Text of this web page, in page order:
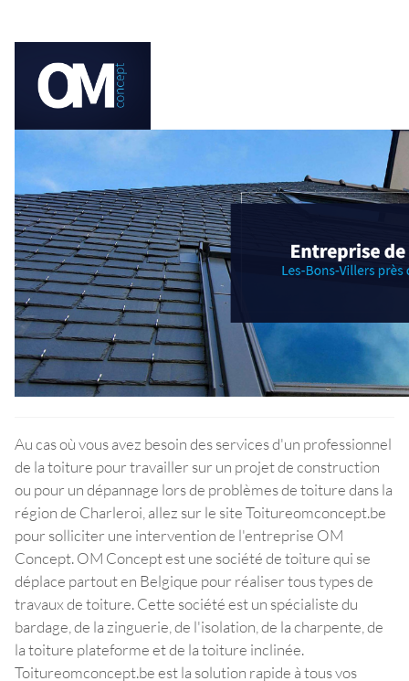
Au cas où vous avez besoin des services d'un professionnel
de la toiture pour travailler sur un projet de construction
ou pour un dépannage lors de problèmes de toiture dans la
région de Charleroi, allez sur le site Toitureomconcept.be
pour solliciter une intervention de l'entreprise OM
Concept. OM Concept est une société de toiture qui se
déplace partout en Belgique pour réaliser tous types de
travaux de toiture. Cette société est un spécialiste du
bardage, de la zinguerie, de l'isolation, de la charpente, de
la toiture plateforme et de la toiture inclinée.
Toitureomconcept.be est la solution rapide à tous vos